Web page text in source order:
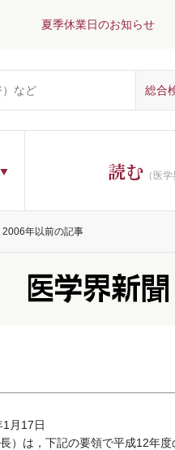
夏季休業日のお知らせ
読む （医
2006年以前の記事
月17日
）は，下記の要領で平成12年